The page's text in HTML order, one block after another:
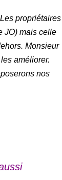
propriétaires
JO) mais celle
Monsieur
améliorer.
nos